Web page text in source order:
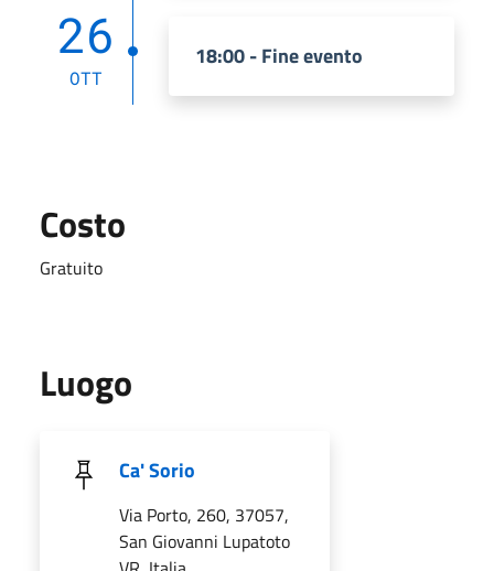
26
OTT
18:00 - Fine evento
Costo
Gratuito
Luogo
Ca' Sorio
Via Porto, 260, 37057,
San Giovanni Lupatoto